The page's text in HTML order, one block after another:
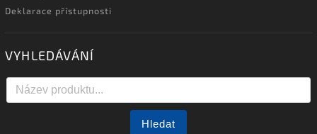
Deklarace přístupnosti
VYHLEDÁVÁNÍ
Hledat